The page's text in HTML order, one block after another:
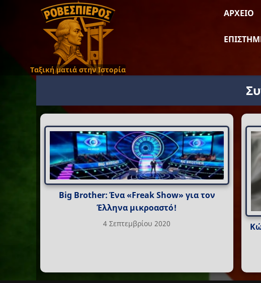
Ταξική ματιά στην Ιστορία
ΑΡΧΕΊΟ
Big Brother: Ένα «Freak Show» για τον
Έλληνα μικροαστό!
4 Σεπτεμβρίου 2020